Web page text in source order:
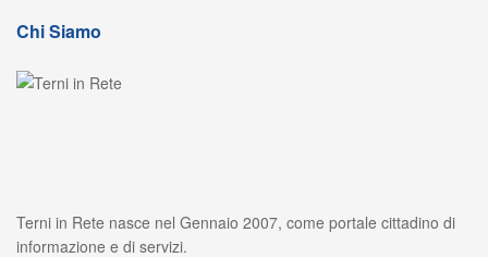
Chi Siamo
Terni in Rete nasce nel Gennaio 2007, come portale cittadino di
informazione e di servizi.